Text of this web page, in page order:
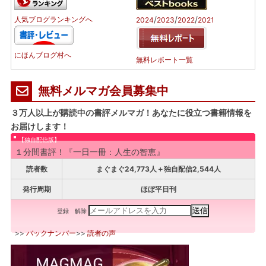
人気ブログランキングへ
にほんブログ村へ
2024/2023/2022/2021
無料レポート一覧
無料メルマガ会員募集中
３万人以上が購読中の書評メルマガ！あなたに役立つ書籍情報を
お届けします！
【独自配信版】
１分間書評！『一日一冊：人生の智恵』
読者数 まぐまぐ24,773人＋独自配信2,544人
発行周期 ほぼ平日刊
登録 解除
>>バックナンバー>>読者の声